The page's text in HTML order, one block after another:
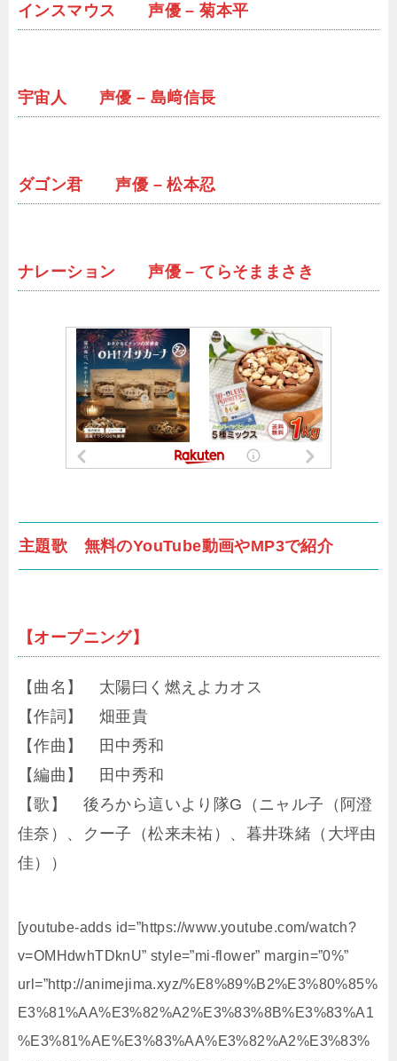
インスマウス 声優 – 菊本平
宇宙人 声優 – 島﨑信長
ダゴン君 声優 – 松本忍
ナレーション 声優 – てらそままさき
主題歌 無料のYouTube動画やMP3で紹介
【オープニング】
【曲名】 太陽曰く燃えよカオス
【作詞】 畑亜貴
【作曲】 田中秀和
【編曲】 田中秀和
【歌】 後ろから這いより隊G（ニャル子（阿澄
佳奈）、クー子（松来未祐）、暮井珠緒（大坪由
佳））
[youtube-adds id=”https://www.youtube.com/watch?
v=OMHdwhTDknU” style=”mi-flower” margin=”0%”
url=”http://animejima.xyz/%E8%89%B2%E3%80%85%
E3%81%AA%E3%82%A2%E3%83%8B%E3%83%A1
%E3%81%AE%E3%83%AA%E3%82%A2%E3%83%